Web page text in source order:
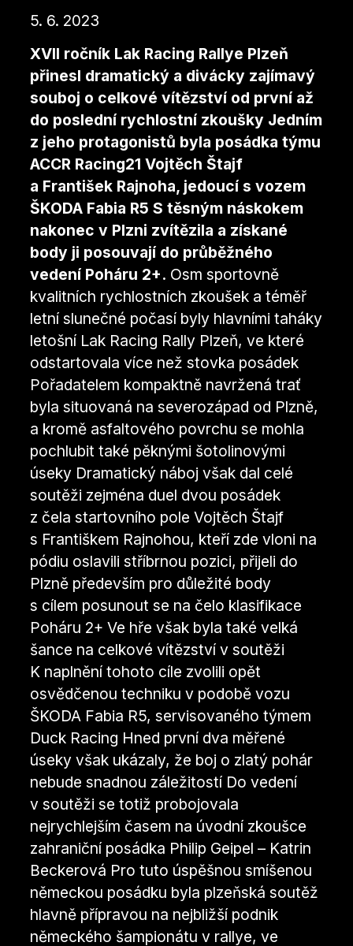
5. 6. 2023
XVII ročník Lak Racing Rallye Plzeň
přinesl dramatický a divácky zajímavý
souboj o celkové vítězství od první až
do poslední rychlostní zkoušky Jedním
z jeho protagonistů byla posádka týmu
ACCR Racing21 Vojtěch Štajf
a František Rajnoha, jedoucí s vozem
ŠKODA Fabia R5 S těsným náskokem
nakonec v Plzni zvítězila a získané
body ji posouvají do průběžného
vedení Poháru 2+. Osm sportovně
kvalitních rychlostních zkoušek a téměř
letní slunečné počasí byly hlavními taháky
letošní Lak Racing Rally Plzeň, ve které
odstartovala více než stovka posádek
Pořadatelem kompaktně navržená trať
byla situovaná na severozápad od Plzně,
a kromě asfaltového povrchu se mohla
pochlubit také pěknými šotolinovými
úseky Dramatický náboj však dal celé
soutěži zejména duel dvou posádek
z čela startovního pole Vojtěch Štajf
s Františkem Rajnohou, kteří zde vloni na
pódiu oslavili stříbrnou pozici, přijeli do
Plzně především pro důležité body
s cílem posunout se na čelo klasifikace
Poháru 2+ Ve hře však byla také velká
šance na celkové vítězství v soutěži
K naplnění tohoto cíle zvolili opět
osvědčenou techniku v podobě vozu
ŠKODA Fabia R5, servisovaného týmem
Duck Racing Hned první dva měřené
úseky však ukázaly, že boj o zlatý pohár
nebude snadnou záležitostí Do vedení
v soutěži se totiž probojovala
nejrychlejším časem na úvodní zkoušce
zahraniční posádka Philip Geipel – Katrin
Beckerová Pro tuto úspěšnou smíšenou
německou posádku byla plzeňská soutěž
hlavně přípravou na nejbližší podnik
německého šampionátu v rallye, ve